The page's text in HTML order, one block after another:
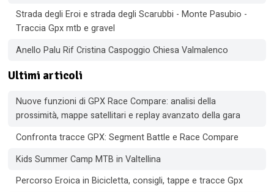
Strada degli Eroi e strada degli Scarubbi - Monte Pasubio -
Traccia Gpx mtb e gravel
Anello Palu Rif Cristina Caspoggio Chiesa Valmalenco
Ultimi articoli
Nuove funzioni di GPX Race Compare: analisi della
prossimità, mappe satellitari e replay avanzato della gara
Confronta tracce GPX: Segment Battle e Race Compare
Kids Summer Camp MTB in Valtellina
Percorso Eroica in Bicicletta, consigli, tappe e tracce Gpx